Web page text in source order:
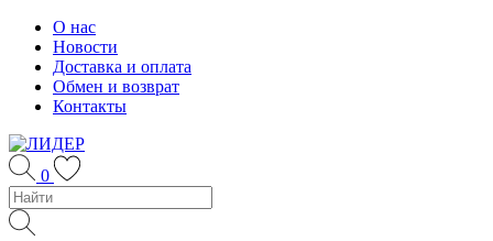
Skip
content
О нас
Новости
Доставка и оплата
Обмен и возврат
Контакты
0